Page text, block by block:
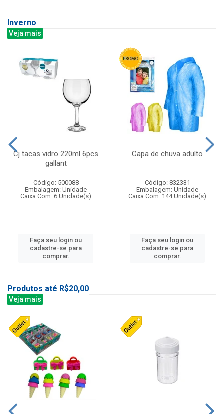
Inverno
Veja mais
Cj tacas vidro 220ml 6pcs
gallant
Código: 500088
Embalagem: Unidade
Caixa Com: 6 Unidade(s)
Faça seu login ou
cadastre-se para
comprar.
Capa de chuva adulto
Código: 832331
Embalagem: Unidade
Caixa Com: 144 Unidade(s)
Faça seu login ou
cadastre-se para
comprar.
Produtos até R$20,00
Veja mais